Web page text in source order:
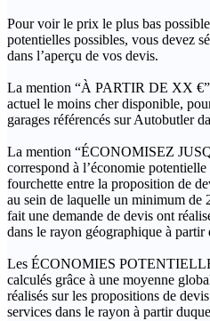
Pour voir le prix le plus bas
potentielles possibles, vous devez
dans l’aperçu de vos devis.
La mention “À PARTIR DE XX
actuel le moins cher disponible,
garages référencés sur Autobutler
La mention “ÉCONOMISEZ
correspond à l’économie
fourchette entre la proposition de
au sein de laquelle un minimum de
fait une demande de devis ont
dans le rayon géographique à partir
Les ÉCONOMIES
calculés grâce à une moyenne
réalisés sur les propositions de
services dans le rayon à partir